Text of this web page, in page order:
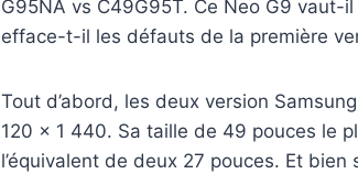
G95NA vs C49G95T. Ce Neo G9 vaut-
efface-t-il les défauts de la première
Tout d’abord, les deux version
120 x 1 440. Sa taille de 49 pouces le
l’équivalent de deux 27 pouces. Et